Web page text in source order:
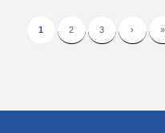
1 2 3 › »